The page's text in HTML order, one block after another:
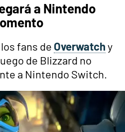
a Nintendo
fans de Overwatchy
de Blizzard no
a Nintendo Switch.